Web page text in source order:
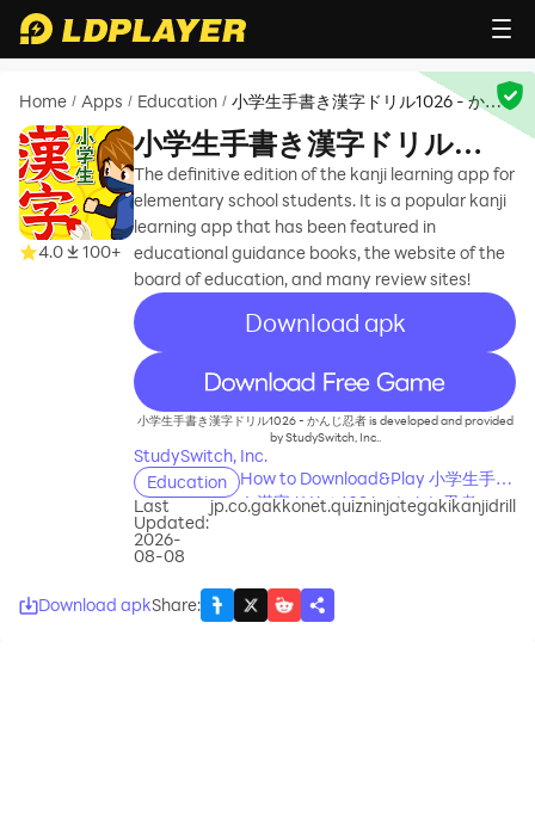
Home / Apps / Education / 小学生手書き漢字ドリル1026 - かん
4.0 100+
小学生手書き漢字ドリル
1026 - かんじ忍者
The definitive edition of the kanji learning app for
elementary school students. It is a popular kanji
learning app that has been featured in
educational guidance books, the website of the
board of education, and many review sites!
Download apk
recommend
小学生手書き漢字ドリル1026 - かんじ忍者 is developed and provided
by StudySwitch, Inc..
StudySwitch, Inc.
Education
How to Download&Play 小学生手書
き漢字ドリル1026 - かんじ忍者 on
Last
Updated:
2026-
08-08
jp.co.gakkonet.quizninjategakikanjidrill
Download apkShare: